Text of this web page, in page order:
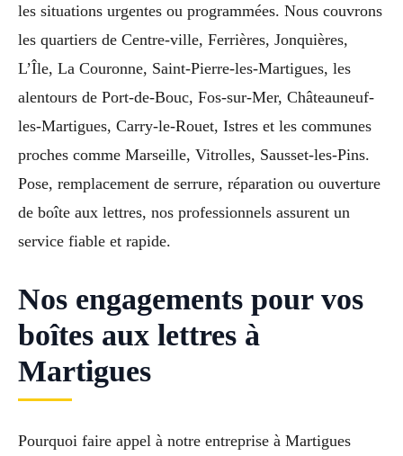
les situations urgentes ou programmées. Nous couvrons
les quartiers de Centre-ville, Ferrières, Jonquières,
L’Île, La Couronne, Saint-Pierre-les-Martigues, les
alentours de Port-de-Bouc, Fos-sur-Mer, Châteauneuf-
les-Martigues, Carry-le-Rouet, Istres et les communes
proches comme Marseille, Vitrolles, Sausset-les-Pins.
Pose, remplacement de serrure, réparation ou ouverture
de boîte aux lettres, nos professionnels assurent un
service fiable et rapide.
Nos engagements pour vos
boîtes aux lettres à
Martigues
Pourquoi faire appel à notre entreprise à Martigues